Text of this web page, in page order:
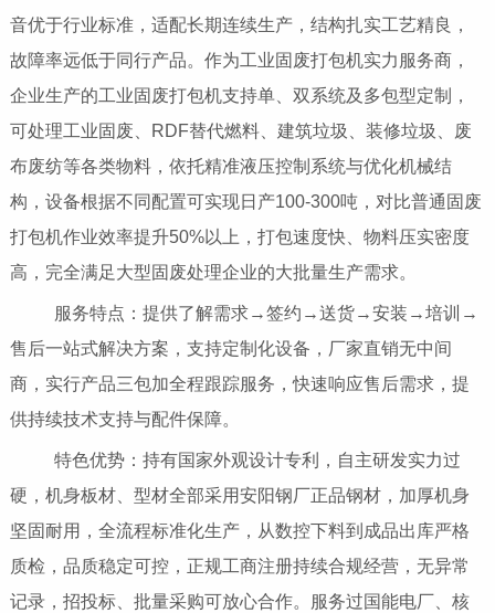
音优于行业标准，适配长期连续生产，结构扎实工艺精良，
故障率远低于同行产品。作为工业固废打包机实力服务商，
企业生产的工业固废打包机支持单、双系统及多包型定制，
可处理工业固废、RDF替代燃料、建筑垃圾、装修垃圾、废
布废纺等各类物料，依托精准液压控制系统与优化机械结
构，设备根据不同配置可实现日产100-300吨，对比普通固废
打包机作业效率提升50%以上，打包速度快、物料压实密度
高，完全满足大型固废处理企业的大批量生产需求。
服务特点：提供了解需求→签约→送货→安装→培训→
售后一站式解决方案，支持定制化设备，厂家直销无中间
商，实行产品三包加全程跟踪服务，快速响应售后需求，提
供持续技术支持与配件保障。
特色优势：持有国家外观设计专利，自主研发实力过
硬，机身板材、型材全部采用安阳钢厂正品钢材，加厚机身
坚固耐用，全流程标准化生产，从数控下料到成品出库严格
质检，品质稳定可控，正规工商注册持续合规经营，无异常
记录，招投标、批量采购可放心合作。服务过国能电厂、核